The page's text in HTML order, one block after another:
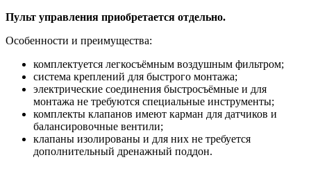
Пульт управления приобретается отдельно.
Особенности и преимущества:
комплектуется легкосъёмным воздушным фильтром;
система креплений для быстрого монтажа;
электрические соединения быстросъёмные и для
монтажа не требуются специальные инструменты;
комплекты клапанов имеют карман для датчиков и
балансировочные вентили;
клапаны изолированы и для них не требуется
дополнительный дренажный поддон.